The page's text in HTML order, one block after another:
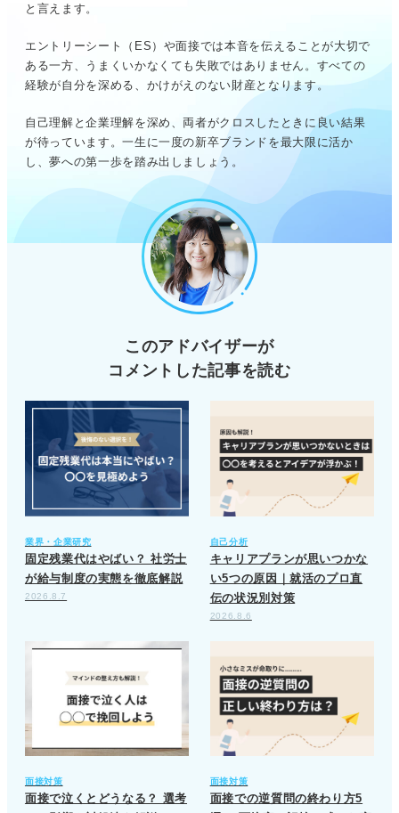
と言えます。
エントリーシート（ES）や面接では本音を伝えることが大切で
ある一方、うまくいかなくても失敗ではありません。すべての
経験が自分を深める、かけがえのない財産となります。
自己理解と企業理解を深め、両者がクロスしたときに良い結果
が待っています。一生に一度の新卒ブランドを最大限に活か
し、夢への第一歩を踏み出しましょう。
このアドバイザーが
コメントした記事を読む
業界・企業研究
固定残業代はやばい？ 社労士
が給与制度の実態を徹底解説
2026.8.7
自己分析
キャリアプランが思いつかな
い5つの原因｜就活のプロ直
伝の状況別対策
2026.8.6
面接対策
面接で泣くとどうなる？ 選考
面接対策
面接での逆質問の終わり方5